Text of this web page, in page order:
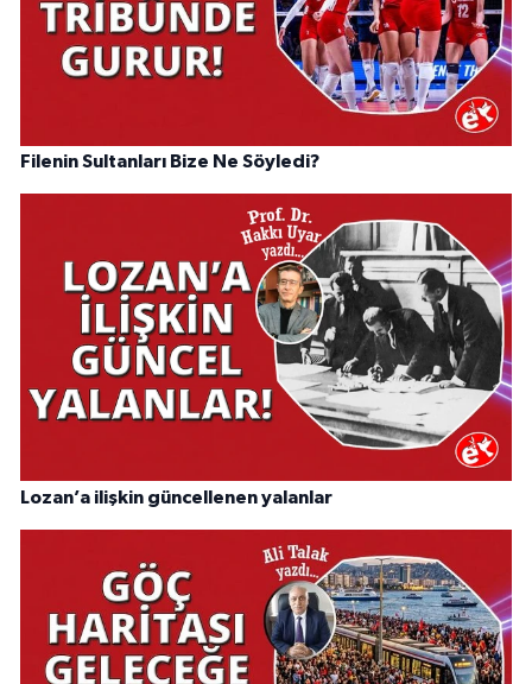
Filenin Sultanları Bize Ne Söyledi?
Lozan’a ilişkin güncellenen yalanlar